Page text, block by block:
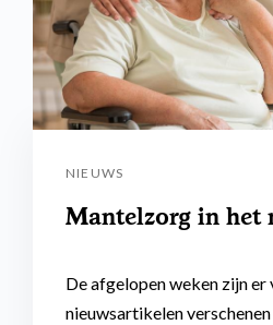
NIEUWS
Mantelzorg in het
De afgelopen weken zijn er
nieuwsartikelen